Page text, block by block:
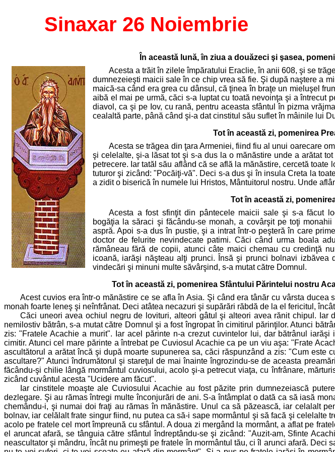
Sinaxar 26 Noiembrie
În această lună, în ziua a douăzeci şi şasea,
Acesta a trăit în zilele împăratului Eraclie, în anii 608, şi se
dumnezeieşti maicii sale în ce chip vrea să fie. Şi după naştere a
maică-sa când era grea cu dânsul, că ţinea în braţe un mieluşel
aibă el mai pe urmă, căci s-a luptat cu toată nevoinţa şi a întrecut
diavol, ca şi pe Iov, cu rană, pentru aceasta sfântul în pizma
cealaltă parte, până când şi-a dat cinstitul său suflet în mâinile lui
Tot în această zi, pomenirea
Acesta se trăgea din ţara Armeniei, fiind fiu al unui oarecare
şi celelalte, şi-a lăsat tot şi s-a dus la o mănăstire unde a arătat
petrecere. Iar tatăl său aflând că se află la mănăstire, cercetă
tuturor şi zicând: "Pocăiţi-vă". Deci s-a dus şi în insula Creta la
a zidit o biserică în numele lui Hristos, Mântuitorul nostru. Unde
Tot în această zi,
Acesta a fost sfinţit din pântecele maicii sale şi s-a făcut
bogăţia la săraci şi făcându-se monah, a covârşit pe toţi
aspră. Apoi s-a dus în pustie, şi a intrat într-o peşteră în care
doctor de felurite nevindecate patimi. Căci când urma boala
rămâneau fără de copii, atunci câte maici chemau cu credinţă
icoană, iarăşi năşteau alţi prunci. Însă şi prunci bolnavi
vindecări şi minuni multe săvârşind, s-a mutat către Domnul.
Tot în această zi, pomenirea Sfântului Părintelui nostru
Acest cuvios era într-o mănăstire ce se afla în Asia. Şi când era tânăr cu vârsta ducea
monah foarte leneş şi neînfrânat. Deci atâtea necazuri şi supărări răbdă de la el fericitul,
Căci uneori avea ochiul negru de lovituri, alteori gâtul şi alteori avea rănit chipul. Iar
nemilostiv bătrân, s-a mutat către Domnul şi a fost îngropat în cimitirul părinţilor. Atunci
zis: "Fratele Acachie a murit". Iar acel părinte n-a crezut cuvintelor lui, dar bătrânul
cimitir. Atunci cel mare părinte a întrebat pe Cuviosul Acachie ca pe un viu aşa: "Frate
ascultătorul a arătat încă şi după moarte supunerea sa, căci răspunzând a zis: "Cum este
ascultare?" Atunci îndrumătorul şi stareţul de mai înainte îngrozindu-se de aceasta
făcându-şi chilie lângă mormântul cuviosului, acolo şi-a petrecut viaţa, cu înfrânare,
zicând cuvântul acesta "Ucidere am făcut".
Iar cinstitele moaşte ale Cuviosului Acachie au fost păzite prin dumnezeiască
dezlegare. Şi au rămas întregi multe înconjurări de ani. S-a întâmplat o dată ca să iasă
chemându-i, şi numai doi fraţi au rămas în mănăstire. Unul ca să păzească, iar celalalt
bolnav, iar celălalt frate singur fiind, nu putea ca să-i sape mormântul şi să facă şi
acolo pe fratele cel mort împreună cu sfântul. A doua zi mergând la mormânt, a aflat pe
el aruncat afară, se tânguia către sfântul îndreptându-se şi zicând: "Auzit-am, Sfinte
neascultator şi mândru, încât nu primeşti pe fratele în mormântul tău, ci îl arunci afară.